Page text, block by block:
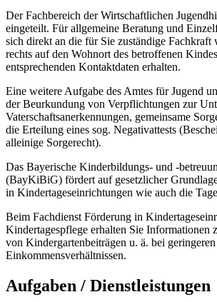
Der Fachbereich der Wirtschaftlichen
eingeteilt. Für allgemeine Beratung und
sich direkt an die für Sie zuständige Fachkraft
rechts auf den Wohnort des betroffenen
entsprechenden Kontaktdaten erhalten.
Eine weitere Aufgabe des Amtes für Jugend
der Beurkundung von Verpflichtungen zur
Vaterschaftsanerkennungen, gemeinsame
die Erteilung eines sog. Negativattests
alleinige Sorgerecht).
Das Bayerische Kinderbildungs- und -
(BayKiBiG) fördert auf gesetzlicher
in Kindertageseinrichtungen wie auch die
Beim Fachdienst Förderung in
Kindertagespflege erhalten Sie Informationen
von Kindergartenbeiträgen u. ä. bei geringeren
Einkommensverhältnissen.
Aufgaben / Dienstleistungen